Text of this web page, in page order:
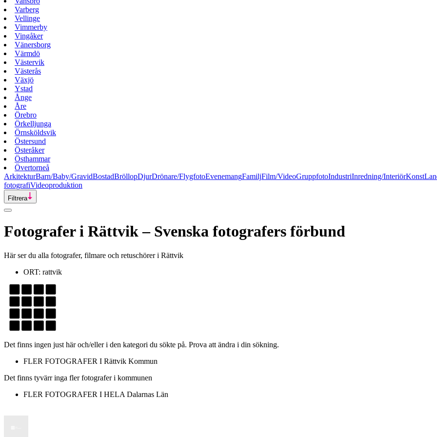
Varberg
Vellinge
Vimmerby
Vingåker
Vänersborg
Värmdö
Västervik
Västerås
Växjö
Ystad
Ånge
Åre
Örebro
Örkelljunga
Örnsköldsvik
Östersund
Österåker
Östhammar
Övertorneå
ArkitekturBarn/Baby/GravidBostadBröllopDjurDrönare/FlygfotoEvenemangFamiljFilm/VideoGruppfotoIndustriInredning/InteriörKonst
fotografiVideoproduktion
Filtrera
Fotograferi Rättvik– Svenska fotografers förbund
Här ser du alla fotografer, filmare och retuschörer i Rättvik
ORT: rattvik
Det finns ingen just här och/eller i den kategori du sökte på. Prova att ändra i din sökning.
FLER FOTOGRAFER I Rättvik Kommun
Det finns tyvärr inga fler fotografer i kommunen
FLER FOTOGRAFER I HELA Dalarnas Län